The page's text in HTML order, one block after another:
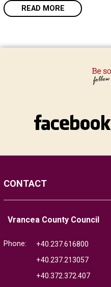
READ MORE
CONTACT
Vrancea County Council
Phone:
+40.237.616800
+40.237.213057
+40.372.372.407